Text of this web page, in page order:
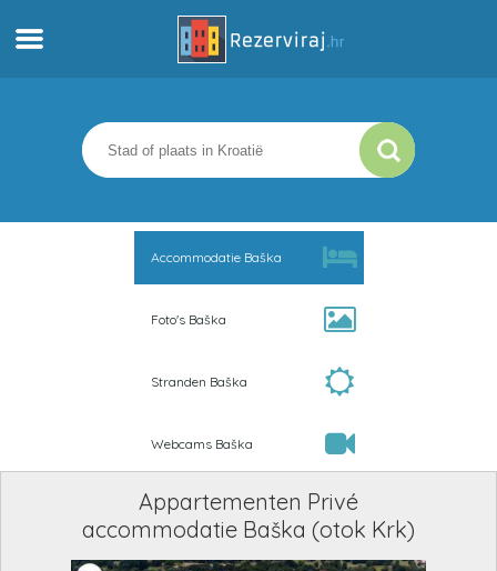
Appartementen
Toeristeninformatie
Accommodatie Baška
Foto's Baška
Stranden Baška
Webcams Baška
Appartementen Privé
accommodatie Baška (otok Krk)